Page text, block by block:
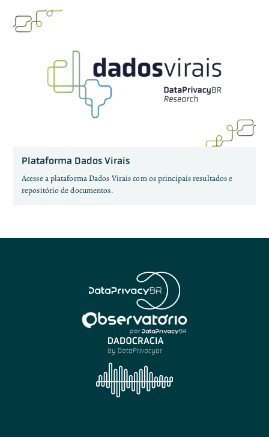
Plataforma Dados Virais
Acesse a plataforma Dados Virais com os principais resultados e
repositório de documentos.